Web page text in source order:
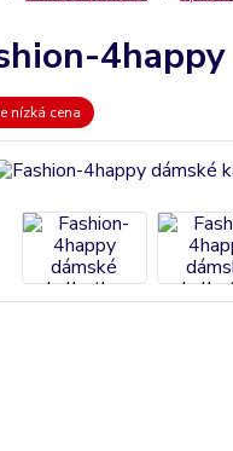
nízká cena